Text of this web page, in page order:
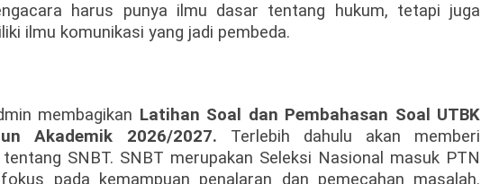
harus punya ilmu dasar tentang hukum, tetapi juga
ilmu komunikasi yang jadi pembeda.
membagikan Latihan Soal dan Pembahasan Soal UTBK
Akademik 2026/2027. Terlebih dahulu akan memberi
SNBT. SNBT merupakan Seleksi Nasional masuk PTN
pada kemampuan penalaran dan pemecahan masalah.